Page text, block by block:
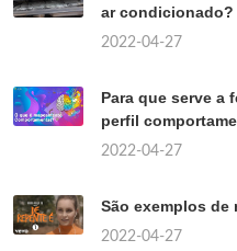
ar condicionado?
2022-04-27
Para que serve a
perfil
2022-04-27
São exemplos de
2022-04-27